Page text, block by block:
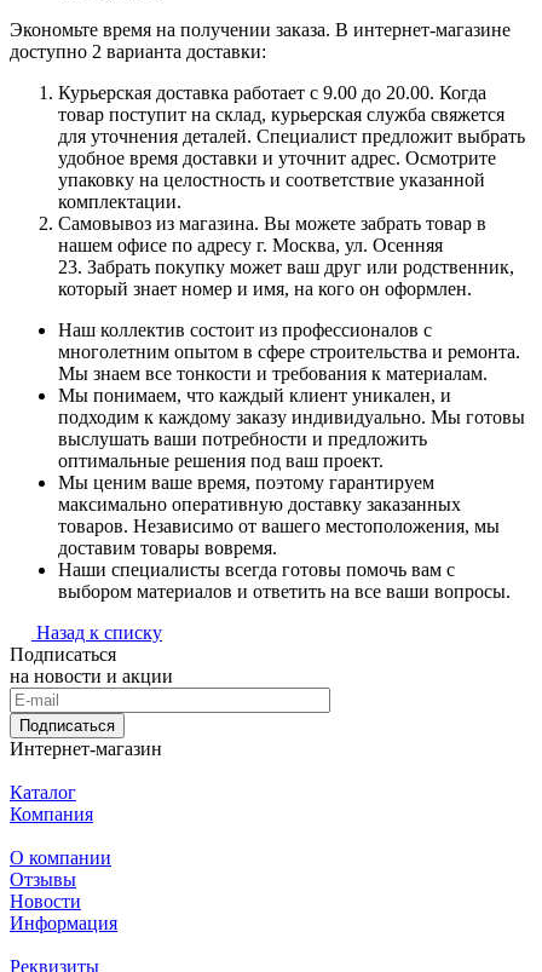
Экономьте время на получении заказа. В интернет-магазине
доступно 2 варианта доставки:
Курьерская доставка работает с 9.00 до 20.00. Когда
товар поступит на склад, курьерская служба свяжется
для уточнения деталей. Специалист предложит выбрать
удобное время доставки и уточнит адрес. Осмотрите
упаковку на целостность и соответствие указанной
комплектации.
Самовывоз из магазина. Вы можете забрать товар в
нашем офисе по адресу г. Москва, ул. Осенняя
23. Забрать покупку может ваш друг или родственник,
который знает номер и имя, на кого он оформлен.
Наш коллектив состоит из профессионалов с
многолетним опытом в сфере строительства и ремонта.
Мы знаем все тонкости и требования к материалам.
Мы понимаем, что каждый клиент уникален, и
подходим к каждому заказу индивидуально. Мы готовы
выслушать ваши потребности и предложить
оптимальные решения под ваш проект.
Мы ценим ваше время, поэтому гарантируем
максимально оперативную доставку заказанных
товаров. Независимо от вашего местоположения, мы
доставим товары вовремя.
Наши специалисты всегда готовы помочь вам с
выбором материалов и ответить на все ваши вопросы.
Назад к списку
Подписаться
на новости и акции
Подписаться
Интернет-магазин
Каталог
Компания
О компании
Отзывы
Новости
Информация
Реквизиты